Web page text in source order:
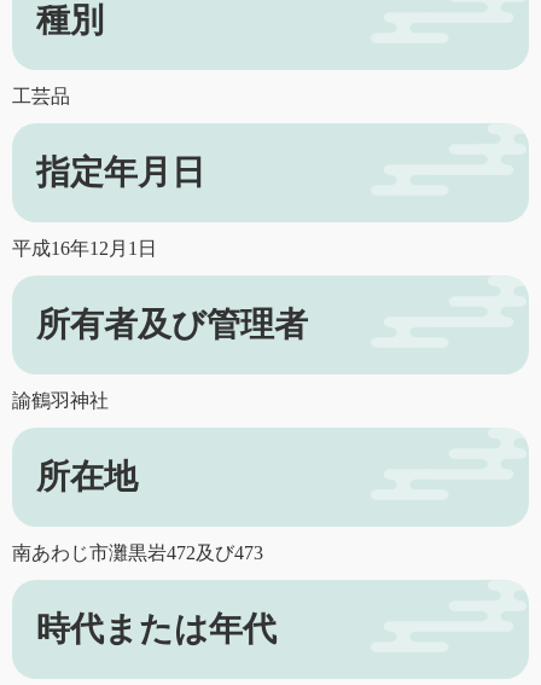
種別
工芸品
指定年月日
平成16年12月1日
所有者及び管理者
諭鶴羽神社
所在地
南あわじ市灘黒岩472及び473
時代または年代